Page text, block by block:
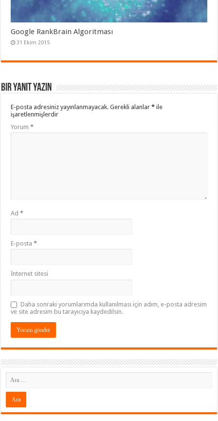
Google RankBrain Algoritması
31 Ekim 2015
Bir yanıt yazın
E-posta adresiniz yayınlanmayacak. Gerekli alanlar* ile
işaretlenmişlerdir
Yorum*
Ad*
E-posta*
İnternet sitesi
Daha sonraki yorumlarımda kullanılması için adım, e-posta adresim
ve site adresim bu tarayıcıya kaydedilsin.